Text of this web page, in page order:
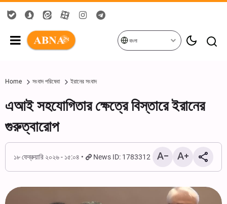
বাংলা
Home সংবাদ পরিষেবা ইরানের সংবাদ
এআই সহযোগিতার ক্ষেত্রে বিস্তারে ইরানের
গুরুত্বারোপ
১৮ ফেব্রুয়ারি ২০২৬ - ১৫:০৪ News ID: 1783312